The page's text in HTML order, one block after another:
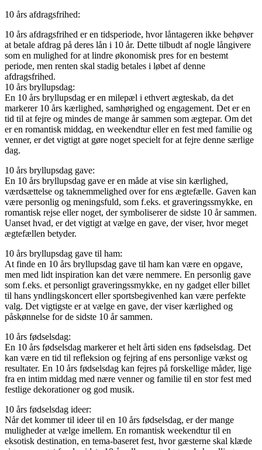
10 års afdragsfrihed:
10 års afdragsfrihed er en tidsperiode, hvor låntageren ikke behøver
at betale afdrag på deres lån i 10 år. Dette tilbudt af nogle långivere
som en mulighed for at lindre økonomisk pres for en bestemt
periode, men renten skal stadig betales i løbet af denne
afdragsfrihed.
10 års bryllupsdag:
En 10 års bryllupsdag er en milepæl i ethvert ægteskab, da det
markerer 10 års kærlighed, samhørighed og engagement. Det er en
tid til at fejre og mindes de mange år sammen som ægtepar. Om det
er en romantisk middag, en weekendtur eller en fest med familie og
venner, er det vigtigt at gøre noget specielt for at fejre denne særlige
dag.
10 års bryllupsdag gave:
En 10 års bryllupsdag gave er en måde at vise sin kærlighed,
værdsættelse og taknemmelighed over for ens ægtefælle. Gaven kan
være personlig og meningsfuld, som f.eks. et graveringssmykke, en
romantisk rejse eller noget, der symboliserer de sidste 10 år sammen.
Uanset hvad, er det vigtigt at vælge en gave, der viser, hvor meget
ægtefællen betyder.
10 års bryllupsdag gave til ham:
At finde en 10 års bryllupsdag gave til ham kan være en opgave,
men med lidt inspiration kan det være nemmere. En personlig gave
som f.eks. et personligt graveringssmykke, en ny gadget eller billet
til hans yndlingskoncert eller sportsbegivenhed kan være perfekte
valg. Det vigtigste er at vælge en gave, der viser kærlighed og
påskønnelse for de sidste 10 år sammen.
10 års fødselsdag:
En 10 års fødselsdag markerer et helt årti siden ens fødselsdag. Det
kan være en tid til refleksion og fejring af ens personlige vækst og
resultater. En 10 års fødselsdag kan fejres på forskellige måder, lige
fra en intim middag med nære venner og familie til en stor fest med
festlige dekorationer og god musik.
10 års fødselsdag ideer:
Når det kommer til ideer til en 10 års fødselsdag, er der mange
muligheder at vælge imellem. En romantisk weekendtur til en
eksotisk destination, en tema-baseret fest, hvor gæsterne skal klæde